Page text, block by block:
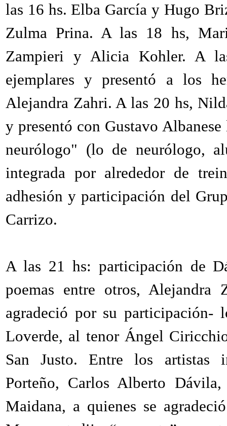
las 16 hs. Elba García y Hugo
Zulma Prina. A las 18 hs,
Zampieri y Alicia Kohler. A
ejemplares y presentó a los
Alejandra Zahri. A las 20 hs,
y presentó con Gustavo
neurólogo" (lo de neurólogo,
integrada por alrededor de
adhesión y participación del
Carrizo.
A las 21 hs: participación de
poemas entre otros,
agradeció por su participación-
Loverde, al tenor Ángel
San Justo. Entre los artistas
Porteño, Carlos Alberto
Maidana, a quienes se